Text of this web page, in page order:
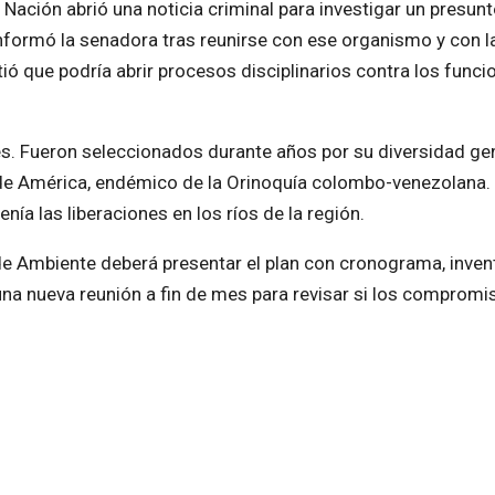
abrió una noticia criminal para investigar un
la senadora tras reunirse con ese organismo y con
que podría abrir procesos disciplinarios contra los
Fueron seleccionados durante años por su diversidad
América, endémico de la Orinoquía colombo-venezolana.
las liberaciones en los ríos de la región.
Ambiente deberá presentar el plan con cronograma,
nueva reunión a fin de mes para revisar si los